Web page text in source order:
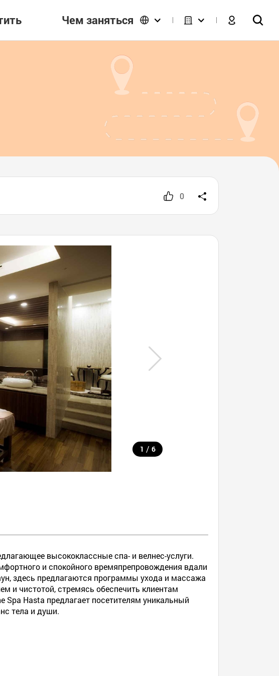
Чем заняться
0
1 / 6
высококлассные спа- и велнес-услуги.
и спокойного времяпрепровождения вдали
здесь предлагаются программы ухода и массажа
и чистотой, стремясь обеспечить клиентам
Hasta предлагает посетителям уникальный
тела и души.